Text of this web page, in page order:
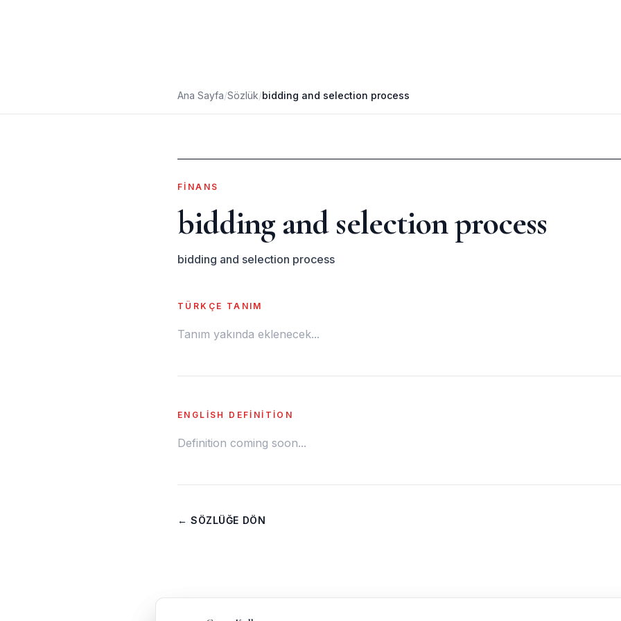
Ana Sayfa/Sözlük/bidding and selection process
FINANS
bidding and selection process
bidding and selection process
TÜRKÇE TANIM
Tanım yakında eklenecek...
ENGLISH DEFINITION
Definition coming soon...
← SÖZLÜĞE DÖN